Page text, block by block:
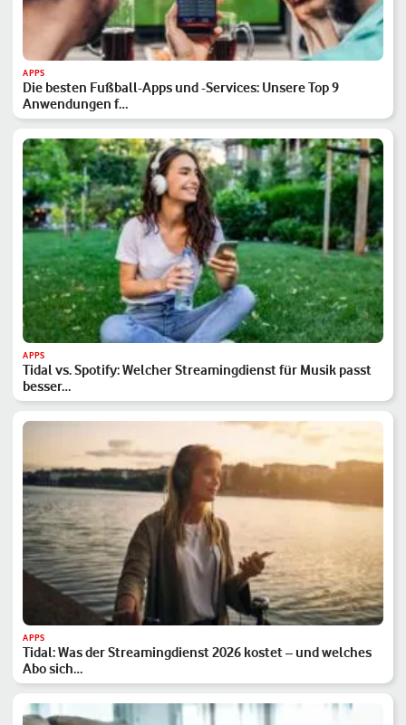
APPS
Die besten Fußball-Apps und -Services: Unsere Top 9
Anwendungen f…
APPS
Tidal vs. Spotify: Welcher Streamingdienst für Musik passt
besser…
APPS
Tidal: Was der Streamingdienst 2026 kostet – und welches
Abo sich…